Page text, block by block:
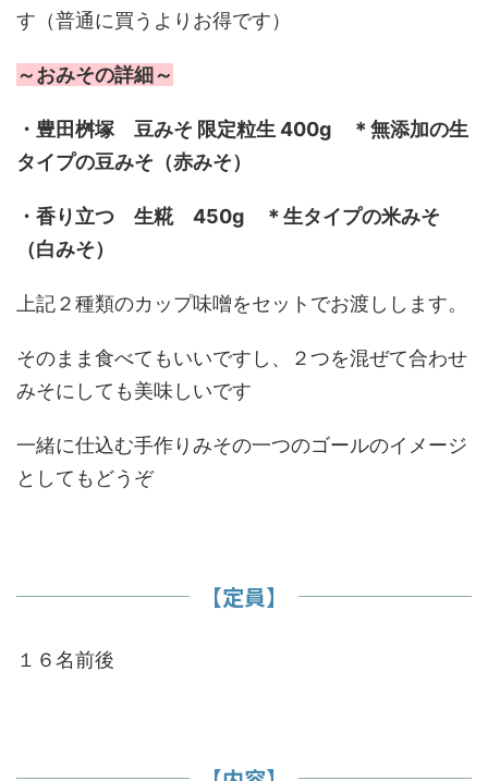
す（普通に買うよりお得です）
～おみその詳細～
・豊田桝塚 豆みそ 限定粒生 400g ＊無添加の生
タイプの豆みそ（赤みそ）
・香り立つ 生糀 450g ＊生タイプの米みそ
（白みそ）
上記２種類のカップ味噌をセットでお渡しします。
そのまま食べてもいいですし、２つを混ぜて合わせ
みそにしても美味しいです
一緒に仕込む手作りみその一つのゴールのイメージ
としてもどうぞ
​【定員】
１６名前後